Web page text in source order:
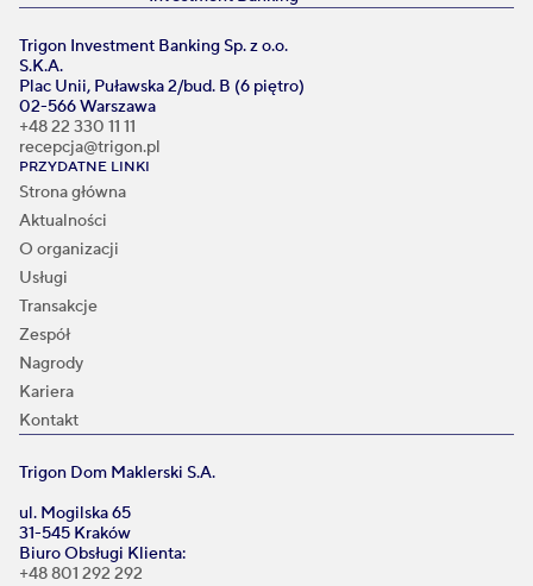
Trigon Investment Banking Sp. z o.o.
S.K.A.
Plac Unii, Puławska 2/bud. B (6 piętro)
02-566 Warszawa
+48 22 330 11 11
recepcja@trigon.pl
PRZYDATNE LINKI
Strona główna
Aktualności
O organizacji
Usługi
Transakcje
Zespół
Nagrody
Kariera
Kontakt
Trigon Dom Maklerski S.A.
ul. Mogilska 65
31-545 Kraków
Biuro Obsługi Klienta:
+48 801 292 292